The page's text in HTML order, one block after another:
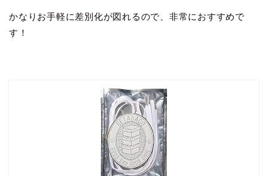
かなりお手軽に差別化が図れるので、非常におすすめで
す！